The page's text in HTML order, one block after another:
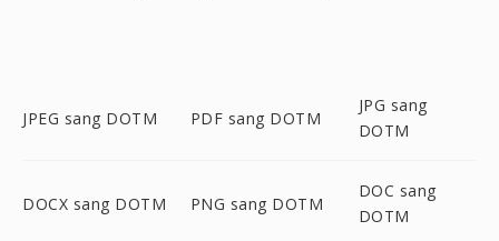
JPEG sang DOTM PDF sang DOTM
JPG sang
DOTM
DOCX sang DOTM PNG sang DOTM
DOC sang
DOTM